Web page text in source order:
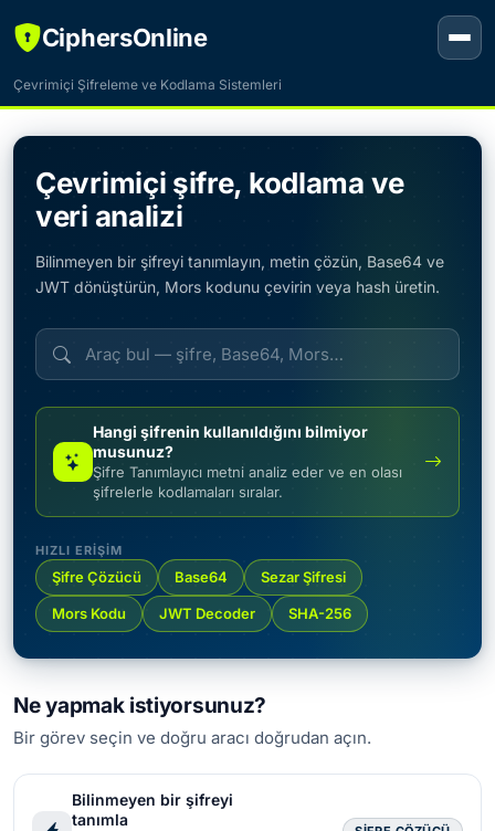
CiphersOnline
Çevrimiçi Şifreleme ve Kodlama Sistemleri
Çevrimiçi şifre, kodlama ve
veri analizi
Bilinmeyen bir şifreyi tanımlayın, metin çözün, Base64 ve
JWT dönüştürün, Mors kodunu çevirin veya hash üretin.
Hangi şifrenin kullanıldığını bilmiyor
musunuz?
Şifre Tanımlayıcı metni analiz eder ve en olası
şifrelerle kodlamaları sıralar.
HIZLI ERIŞIM
Şifre Çözücü Base64 Sezar Şifresi
Mors Kodu JWT Decoder SHA-256
Ne yapmak istiyorsunuz?
Bir görev seçin ve doğru aracı doğrudan açın.
Bilinmeyen bir şifreyi
tanımla